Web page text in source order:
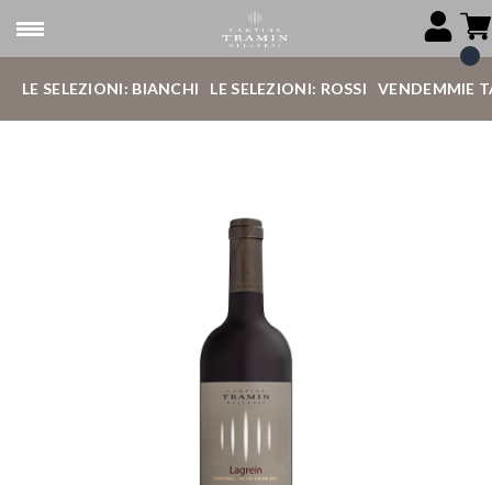
LE SELEZIONI: BIANCHI LE SELEZIONI: ROSSI VENDEMMIE